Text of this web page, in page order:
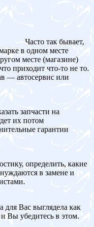
Часто так бывает,
в одном месте
месте (магазине)
приходит что-то не то.
— автосервис или
запчасти на
их потом
гарантии
определить, какие
в замене и
Вас выглядела как
Вы убедитесь в этом.